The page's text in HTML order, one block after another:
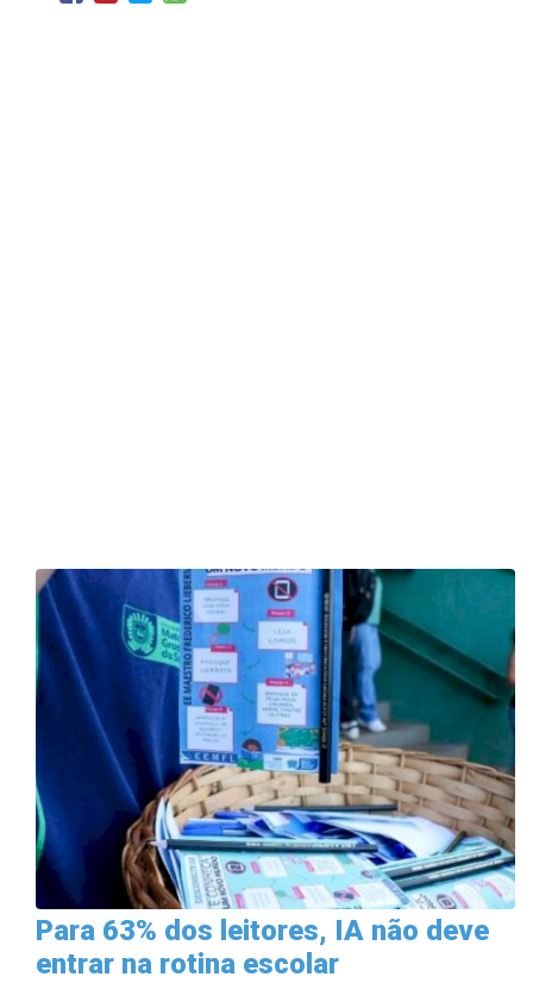
Para 63% dos leitores, IA não deve
entrar na rotina escolar